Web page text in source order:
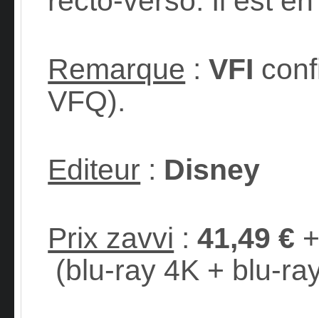
Remarque :VFI
VFQ).
Editeur : Disney
Prix zavvi : 41,49 €
(blu-ray 4K + blu-